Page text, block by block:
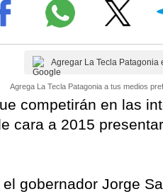
Agregar La Tecla Patagonia
Agrega La Tecla Patagonia a tus medios
competirán en las
cara a 2015
gobernador Jorge